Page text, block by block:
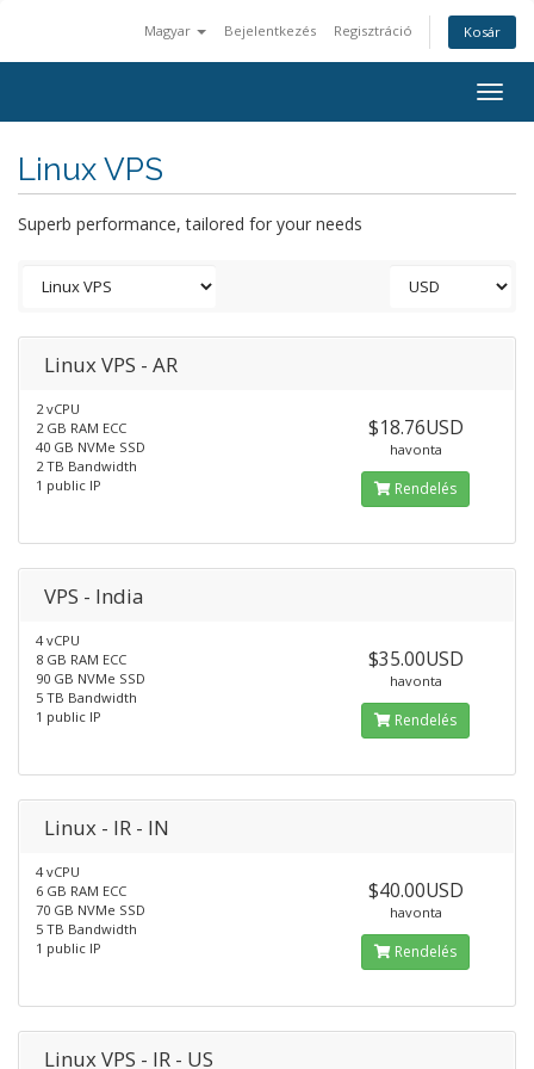
Magyar Bejelentkezés Regisztráció Kosár
Linux VPS
Superb performance, tailored for your needs
Linux VPS - AR
2 vCPU
2 GB RAM ECC
40 GB NVMe SSD
2 TB Bandwidth
1 public IP
$18.76USD
havonta
Rendelés
VPS - India
4 vCPU
8 GB RAM ECC
90 GB NVMe SSD
5 TB Bandwidth
1 public IP
$35.00USD
havonta
Rendelés
Linux - IR - IN
4 vCPU
6 GB RAM ECC
70 GB NVMe SSD
5 TB Bandwidth
1 public IP
$40.00USD
havonta
Rendelés
Linux VPS - IR - US